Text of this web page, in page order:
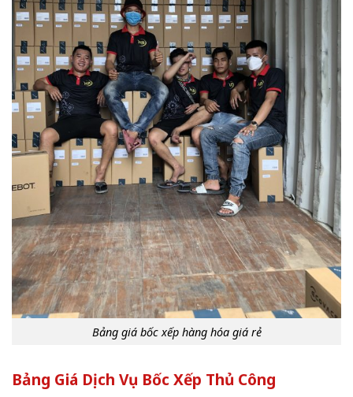
Bảng giá bốc xếp hàng hóa giá rẻ
Bảng Giá Dịch Vụ Bốc Xếp Thủ Công